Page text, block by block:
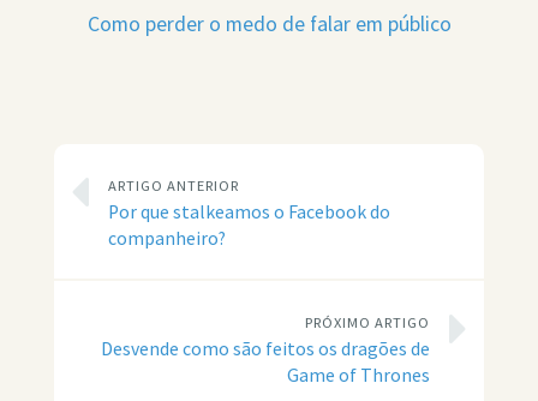
Como perder o medo de falar em público
ARTIGO ANTERIOR
Por que stalkeamos o Facebook do
companheiro?
PRÓXIMO ARTIGO
Desvende como são feitos os dragões de
Game of Thrones